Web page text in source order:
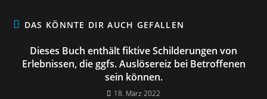
DAS KÖNNTE DIR AUCH GEFALLEN
Dieses Buch enthält fiktive Schilderungen von
Erlebnissen, die ggfs. Auslösereiz bei Betroffenen
sein können.
18. März 2022